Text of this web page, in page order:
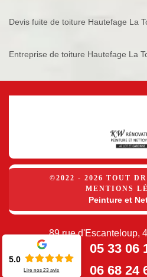
Devis fuite de toiture Hautefage La
Entreprise de toiture Hautefage La
©2022 - 2026 TOUT
MENTIONS
Peinture et
89 rue d'Escanteloup,
05 33 06
06 68 24
5.0
Lire nos23 avis